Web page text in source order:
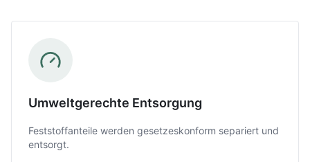
Umweltgerechte Entsorgung
Feststoffanteile werden gesetzeskonform separiert und
entsorgt.